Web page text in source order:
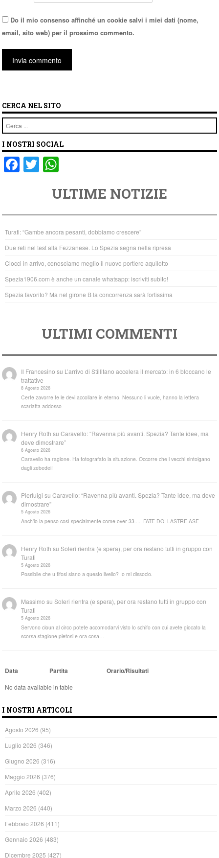
Do il mio consenso affinché un cookie salvi i miei dati (nome,
email, sito web) per il prossimo commento.
CERCA NEL SITO
Cerca
I NOSTRI SOCIAL
F
a
e
b
o
o
k
T
wi
er
at
s
A
p
p
ULTIME NOTIZIE
Turati: “Gambe ancora pesanti, dobbiamo crescere”
Due reti nel test alla Fezzanese. Lo Spezia segna nella ripresa
Ciocci in arrivo, conosciamo meglio il nuovo portiere aquilotto
Spezia1906.com è anche un canale whatsapp: iscriviti subito!
Spezia favorito? Ma nel girone B la concorrenza sarà fortissima
ULTIMI COMMENTI
Il Francesino su L’arrivo di Stillitano accelera il mercato: in 6 bloccano le
trattative
8 Agosto 2026
Certe zavorre te le devi accollare in eterno. Nessuno li vuole, hanno la lettera
scarlatta addosso
Henry Roth suCaravello: “Ravenna più avanti. Spezia? Tante idee, ma
deve dimostrare”
6 Agosto 2026
Caravello ha ragione. Ha fotografato la situazione. Occorre che i vecchi sintolgano
dagli zebedei!
Pierluigi suCaravello: “Ravenna più avanti. Spezia? Tante idee, ma deve
dimostrare”
5 Agosto 2026
Anch'io la penso così specialmente come over 33..... FATE DOI LASTRE ASE
Henry Roth suSoleri rientra (e spera), per ora restano tutti in gruppo con
Turati
5 Agosto 2026
Possibile che u tifosi siano a questo livello? Io mi dissocio.
Massimo suSoleri rientra (e spera), per ora restano tutti in gruppo con
Turati
5 Agosto 2026
Servono cloun al circo potete accomodarvi visto lo schifo con cui avete giocato la
scorsa stagione pietosi e ora cosa…
Data Partita Orario/Risultati
No data available in table
I NOSTRI ARTICOLI
Agosto 2026 (95)
Luglio 2026 (346)
Giugno 2026 (316)
Maggio 2026 (376)
Aprile 2026 (402)
Marzo 2026 (440)
Febbraio 2026 (411)
Gennaio 2026 (483)
Dicembre 2025 (427)